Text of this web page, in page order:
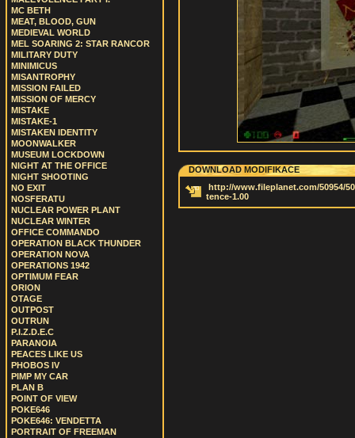
MC BETH
MEAT, BLOOD, GUN
MEDIEVAL WORLD
MEL SOARING 2: STAR RANCOR
MILITARY DUTY
MINIMICUS
MISANTROPHY
MISSION FAILED
MISSION OF MERCY
MISTAKE
MISTAKE-1
MISTAKEN IDENTITY
MOONWALKER
MUSEUM LOCKDOWN
NIGHT AT THE OFFICE
NIGHT SHOOTING
NO EXIT
NOSFERATU
NUCLEAR POWER PLANT
NUCLEAR WINTER
OFFICE COMMANDO
OPERATION BLACK THUNDER
OPERATION NOVA
OPERATIONS 1942
OPTIMUM FEAR
ORION
OTAGE
OUTPOST
OUTRUN
P.I.Z.D.E.C
PARANOIA
PEACES LIKE US
PHOBOS IV
PIMP MY CAR
PLAN B
POINT OF VIEW
POKE646
POKE646: VENDETTA
PORTRAIT OF FREEMAN
DOWNLOAD MODIFIKACE
http://www.fileplanet.com/50954/
tence-1.00